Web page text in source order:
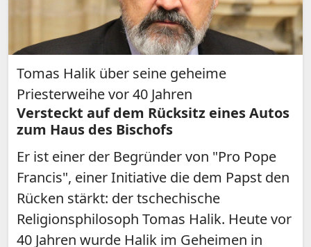
Tomas Halik über seine geheime
Priesterweihe vor 40 Jahren
Versteckt auf dem Rücksitz eines Autos
zum Haus des Bischofs
Er ist einer der Begründer von "Pro Pope
Francis", einer Initiative die dem Papst den
Rücken stärkt: der tschechische
Religionsphilosoph Tomas Halik. Heute vor
40 Jahren wurde Halik im Geheimen in